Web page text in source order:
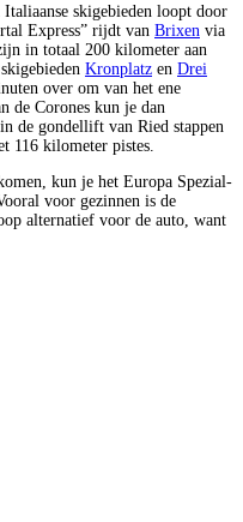
skigebieden loopt door
Express” rijdt van Brixen via
in totaal 200 kilometer aan
Kronplatz en Drei
over om van het ene
de Corones kun je dan
de gondellift van Ried stappen
116 kilometer pistes.
kun je het Europa Spezial-
voor gezinnen is de
alternatief voor de auto, want